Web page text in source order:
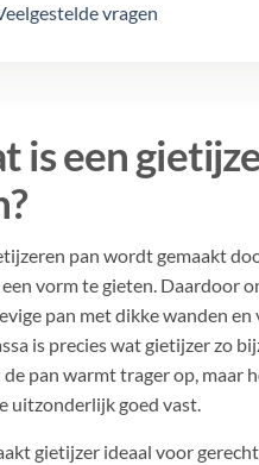
vragen
is een
pan wordt gemaakt
vorm te gieten. Daardoor
pan met dikke wanden en
is precies wat gietijzer zo
de pan warmt trager op, maar
uitzonderlijk goed vast.
gietijzer ideaal voor